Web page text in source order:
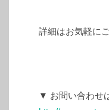
詳細はお気軽に
▼ お問い合わせ